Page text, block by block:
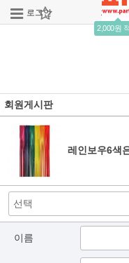
로그인 회원가
2,000원
회원게시판
레인보우6색
이름